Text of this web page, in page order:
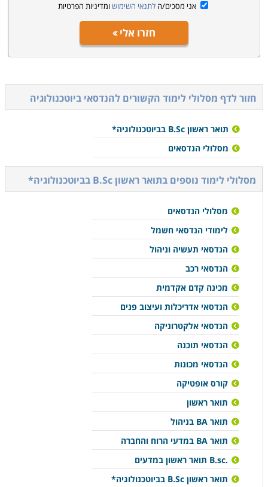
אני מסכים/ה לתנאי השימוש ומדיניות הפרטיות
חזרו אלי
חזור לדף מסלולי לימוד הקשורים להנדסאי ביוטכנולוגיה
תואר ראשון B.Sc בביוטכנולוגיה*
מסלולי הנדסאים
מסלולי לימוד נוספים בתואר ראשון B.Sc בביוטכנולוגיה*
מסלולי הנדסאים
לימודי הנדסאי חשמל
הנדסאי תעשיה וניהול
הנדסאי רכב
מכינה קדם אקדמית
הנדסאי אדריכלות ועיצוב פנים
הנדסאי אלקטרוניקה
הנדסאי תוכנה
הנדסאי מכונות
קורס אופטיקה
תואר ראשון
תואר BA בניהול
תואר BA במדעי הרוח והחברה
.B.sc תואר ראשון במדעים
תואר ראשון B.Sc בביוטכנולוגיה*